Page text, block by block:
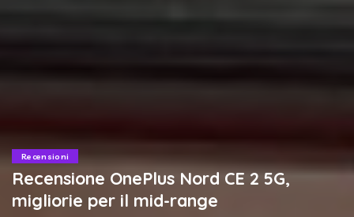
Recensioni
Recensione OnePlus Nord CE 2 5G,
migliorie per il mid-range